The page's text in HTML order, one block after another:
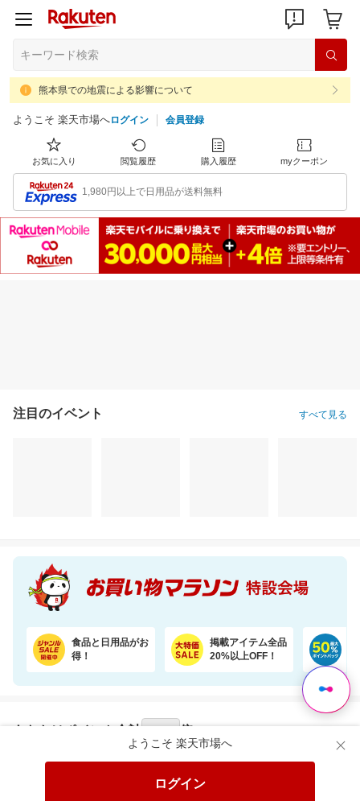
熊本県での地震による影響について
ようこそ 楽天市場へログイン 会員登録
お気に入り 閲覧履歴 購入履歴 myクーポン
1,980円以上で日用品が送料無料
ようこそ 楽天市場へ
ログイン
注目のイベント すべて見る
食品と日用品がお
得！
掲載アイテム全品
20%以上OFF！
あなたはポイント 合計 倍